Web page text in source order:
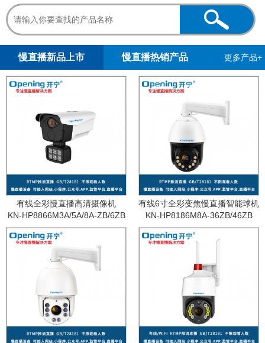
慢直播新品上市 慢直播热销产品 更多产品+
有线全彩慢直播高清摄像机
KN-HP8866M3A/5A/8A-ZB/6ZB
有线6寸全彩变焦慢直播智能球机
KN-HP8186M8A-36ZB/46ZB